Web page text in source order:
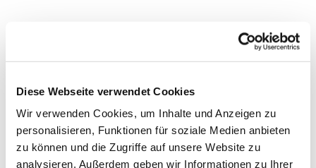
Diese Webseite verwendet Cookies
Wir verwenden Cookies, um Inhalte und Anzeigen zu
personalisieren, Funktionen für soziale Medien anbieten
zu können und die Zugriffe auf unsere Website zu
analysieren. Außerdem geben wir Informationen zu Ihrer